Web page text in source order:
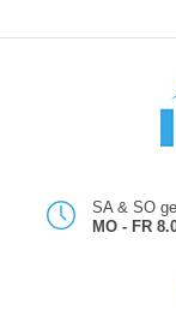
SA & SO
MO - FR